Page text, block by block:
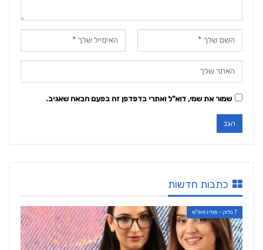
שמור את שמי, דוא"ל ואתרי בדפדפן זה בפעם הבאה שאגיב.
כתבות חדשות
7 בלוק - מגזין סופ"ש